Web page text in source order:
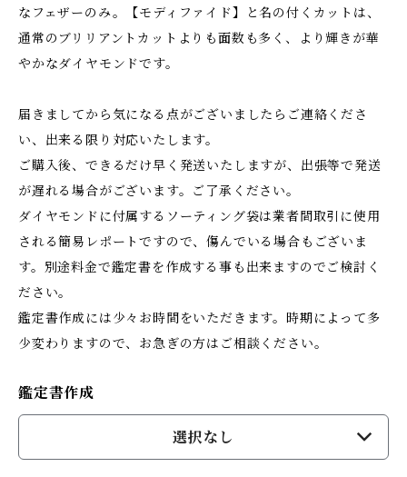
なフェザーのみ。【モディファイド】と名の付くカットは、
通常のブリリアントカットよりも面数も多く、より輝きが華
やかなダイヤモンドです。
届きましてから気になる点がございましたらご連絡くださ
い、出来る限り対応いたします。
ご購入後、できるだけ早く発送いたしますが、出張等で発送
が遅れる場合がございます。ご了承ください。
ダイヤモンドに付属するソーティング袋は業者間取引に使用
される簡易レポートですので、傷んでいる場合もございま
す。別途料金で鑑定書を作成する事も出来ますのでご検討く
ださい。
鑑定書作成には少々お時間をいただきます。時期によって多
少変わりますので、お急ぎの方はご相談ください。
鑑定書作成
選択なし